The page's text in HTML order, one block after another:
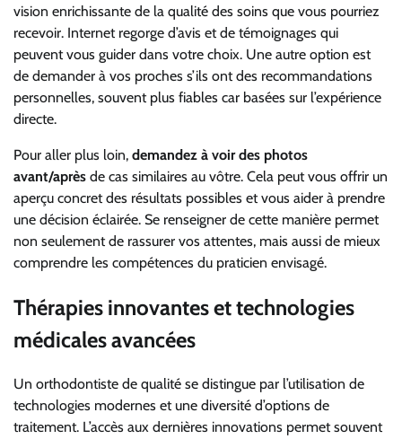
vision enrichissante de la qualité des soins que vous pourriez
recevoir. Internet regorge d’avis et de témoignages qui
peuvent vous guider dans votre choix. Une autre option est
de demander à vos proches s’ils ont des recommandations
personnelles, souvent plus fiables car basées sur l’expérience
directe.
Pour aller plus loin, demandez à voir des photos
avant/après de cas similaires au vôtre. Cela peut vous offrir un
aperçu concret des résultats possibles et vous aider à prendre
une décision éclairée. Se renseigner de cette manière permet
non seulement de rassurer vos attentes, mais aussi de mieux
comprendre les compétences du praticien envisagé.
Thérapies innovantes et technologies
médicales avancées
Un orthodontiste de qualité se distingue par l’utilisation de
technologies modernes et une diversité d’options de
traitement. L’accès aux dernières innovations permet souvent